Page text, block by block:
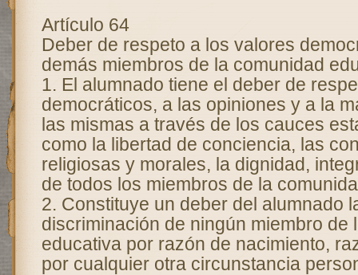
Artículo 64
Deber de respeto a los valores
demás miembros de la comunidad
1. El alumnado tiene el deber de
democráticos, a las opiniones y a la
las mismas a través de los cauces
como la libertad de conciencia, las
religiosas y morales, la dignidad,
de todos los miembros de la
2. Constituye un deber del alumnado
discriminación de ningún miembro de
educativa por razón de nacimiento,
por cualquier otra circunstancia